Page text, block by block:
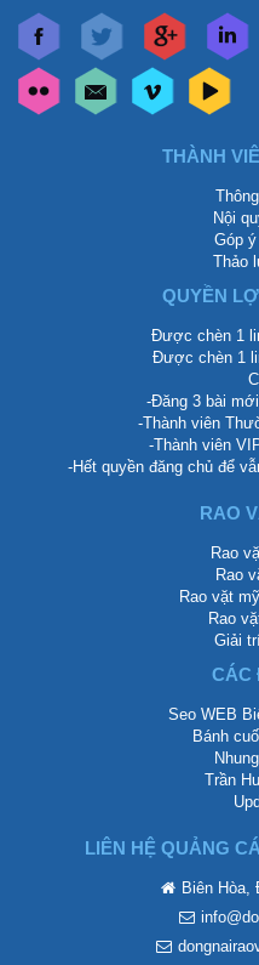
THÀNH
Nội
Góp
Thảo
QUYỀN
Được chèn 1
Được chèn 1
-Đăng 3 bài
-Thành viên
-Thành viên
-Hết quyền đăng chủ để
RAO
Rao
Rao
Rao vặt
Rao
Giải
CÁC
Seo WEB
Bánh
Trần
LIÊN HỆ QUẢNG
Biên Hòa,